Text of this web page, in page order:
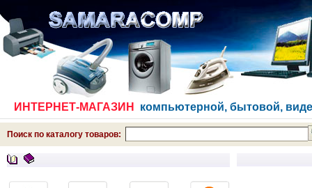
ИНТЕРНЕТ-МАГАЗИН компьютерной, бытовой,
Поиск по каталогу товаров: